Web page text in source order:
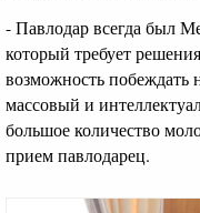
- Павлодар всегда был
который требует
возможность
массовый и
большое количество
прием павлодарец.